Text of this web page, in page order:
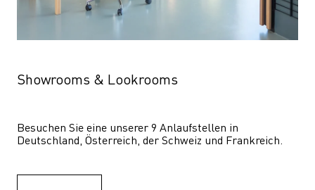
Showrooms & Lookrooms
Besuchen Sie eine unserer 9 Anlaufstellen in
Deutschland, Österreich, der Schweiz und Frankreich.